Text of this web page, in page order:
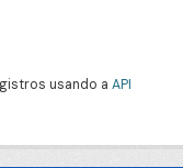
usando a API